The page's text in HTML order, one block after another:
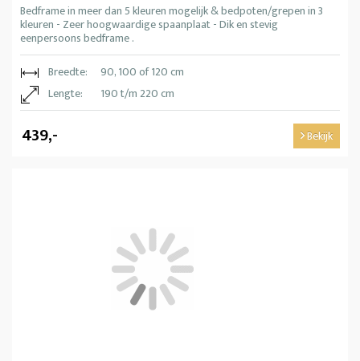
Bedframe in meer dan 5 kleuren mogelijk & bedpoten/grepen in 3
kleuren - Zeer hoogwaardige spaanplaat - Dik en stevig
eenpersoons bedframe .
Breedte:
90, 100 of 120 cm
Lengte:
190 t/m 220 cm
439,- Bekijk